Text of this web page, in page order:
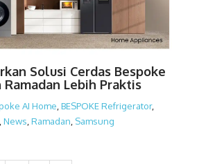
Solusi Cerdas Bespoke
Ramadan Lebih Praktis
AI Home BESPOKE Refrigerator,
News Ramadan Samsung